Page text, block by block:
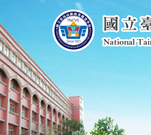
主
要
內
容
區
塊